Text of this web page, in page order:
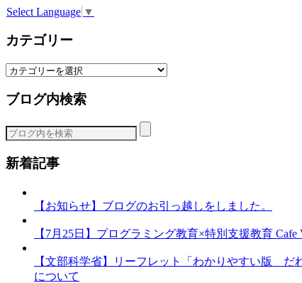
Select Language ▼
カテゴリー
カ
ゴ
ー
ブログ内検索
新着記事
【お知らせ】ブログのお引っ越しをしました。
【7月25日】プログラミング教育×特別支援教育
【文部科学省】リーフレット「わかりやすい版
について